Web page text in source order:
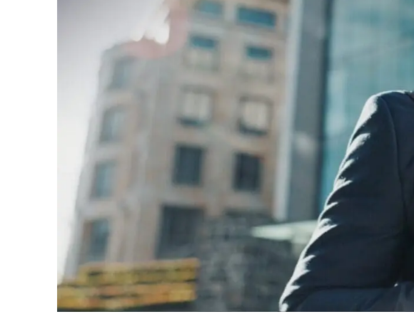
Document Management System
documenti aziendali
Enterprise Content Management
Gestione ottimale di dati e informazioni
Un hub per l’archiviazione legale a lungo termine
dei documenti
eInvoicing Hub
Gestione centralizzata, automatizzata
conforme della fatturazione multi-
Per digitalizzare la supply chain e lo
fatture e dati
Fatturazione PMI & professionisti
Soluzione web per la gestione
conservazione a norma delle fatture